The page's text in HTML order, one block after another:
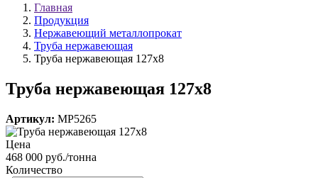
Главная
Продукция
Нержавеющий металлопрокат
Труба нержавеющая
Труба нержавеющая 127х8
Труба нержавеющая 127х8
Артикул: MP5265
Цена
468 000 руб./тонна
Количество